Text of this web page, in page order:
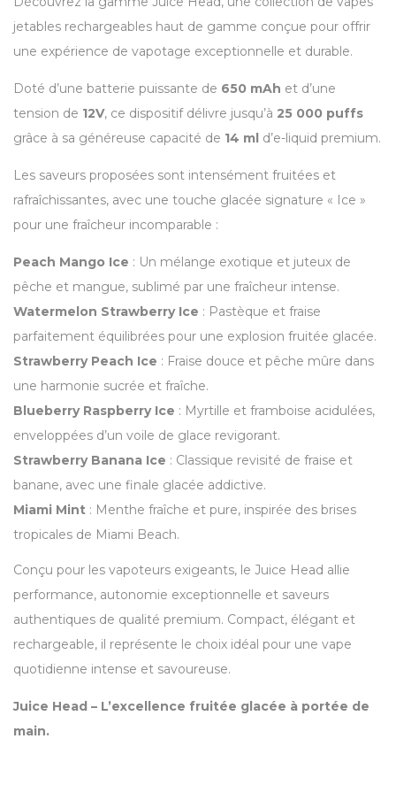
jetables rechargeables haut de gamme conçue pour offrir
une expérience de vapotage exceptionnelle et durable.
Doté d’une batterie puissante de 650 mAh et d’une
tension de 12V, ce dispositif délivre jusqu’à 25 000 puffs
grâce à sa généreuse capacité de 14 ml d’e-liquid premium.
Les saveurs proposées sont intensément fruitées et
rafraîchissantes, avec une touche glacée signature « Ice »
pour une fraîcheur incomparable :
Peach Mango Ice : Un mélange exotique et juteux de
pêche et mangue, sublimé par une fraîcheur intense.
Watermelon Strawberry Ice : Pastèque et fraise
parfaitement équilibrées pour une explosion fruitée glacée.
Strawberry Peach Ice : Fraise douce et pêche mûre dans
une harmonie sucrée et fraîche.
Blueberry Raspberry Ice : Myrtille et framboise acidulées,
enveloppées d’un voile de glace revigorant.
Strawberry Banana Ice : Classique revisité de fraise et
banane, avec une finale glacée addictive.
Miami Mint : Menthe fraîche et pure, inspirée des brises
tropicales de Miami Beach.
Conçu pour les vapoteurs exigeants, le Juice Head allie
performance, autonomie exceptionnelle et saveurs
authentiques de qualité premium. Compact, élégant et
rechargeable, il représente le choix idéal pour une vape
quotidienne intense et savoureuse.
Juice Head – L’excellence fruitée glacée à portée de
main.